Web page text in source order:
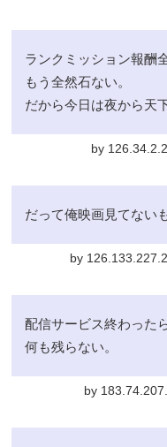
ランクミッション報酬
もう全然石ない。
だから今日は夜から天
by
だって俺映画見てない
by
配信サービス終わったら
何も残らない。
by